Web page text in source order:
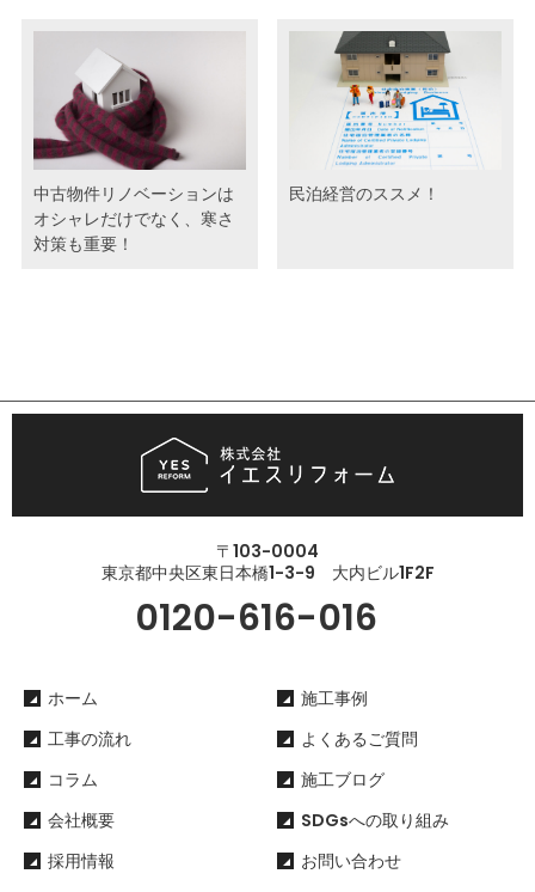
中古物件リノベーションは
オシャレだけでなく、寒さ
対策も重要！
民泊経営のススメ！
〒103-0004
東京都中央区東日本橋1-3-9 大内ビル1F2F
0120-616-016
ホーム
施工事例
工事の流れ
よくあるご質問
コラム
施工ブログ
会社概要
SDGsへの取り組み
採用情報
お問い合わせ